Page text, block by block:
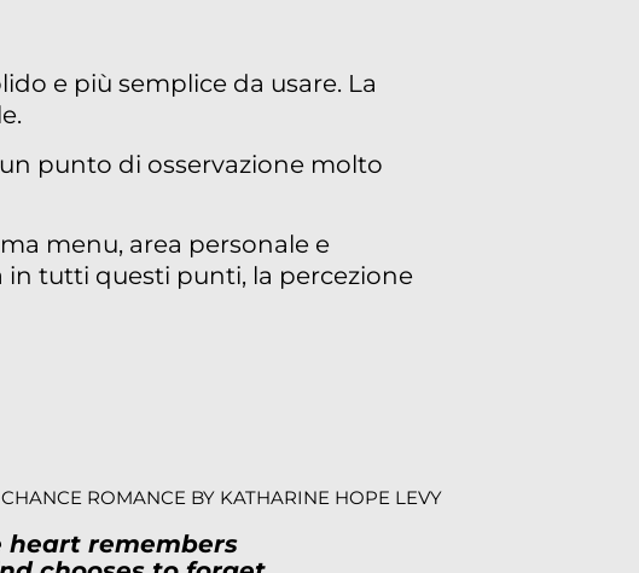
e più semplice da usare. La
punto di osservazione molto
menu, area personale e
in tutti questi punti, la percezione
ROMANCE BY KATHARINE HOPE LEVY
heart remembers